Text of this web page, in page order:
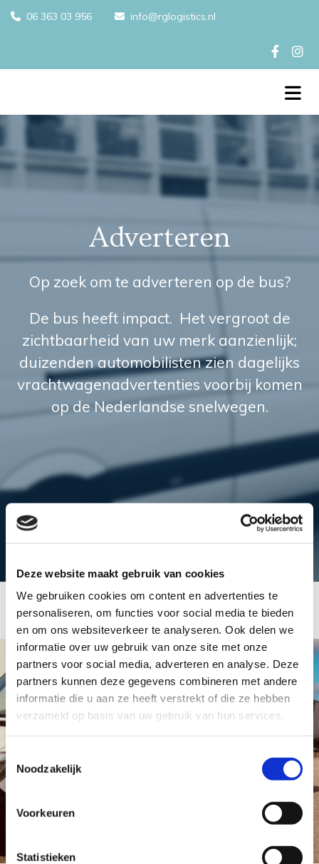
Deze website maakt gebruik van cookies
We gebruiken cookies om content en advertenties te
personaliseren, om functies voor social media te bieden
en om ons websiteverkeer te analyseren. Ook delen we
informatie over uw gebruik van onze site met onze
partners voor social media, adverteren en analyse. Deze
partners kunnen deze gegevens combineren met andere
informatie die u aan ze heeft verstrekt of die ze hebben
verzameld op basis van uw gebruik van hun services.
Toestemmingsselectie
Noodzakelijk
Voorkeuren
Statistieken
 06 363 03 956  info@rglogistics.nl
Adverteren
Op zoek om te adverteren op de bus?
De bus heeft impact. Het vergroot de
zichtbaarheid van uw merk aanzienlijk;
duizenden automobilisten zien dagelijks
vrachtwagenadvertenties voorbij komen
op de Nederlandse snelwegen.